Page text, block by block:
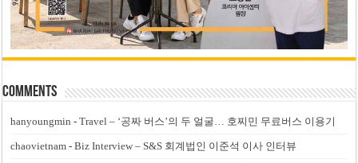
Comments
hanyoungmin -Travel – ‘공짜 버스’의 두 얼굴… 호찌민 무료버스 이용기
chaovietnam -Biz Interview – S&S 회계법인 이준석 이사 인터뷰